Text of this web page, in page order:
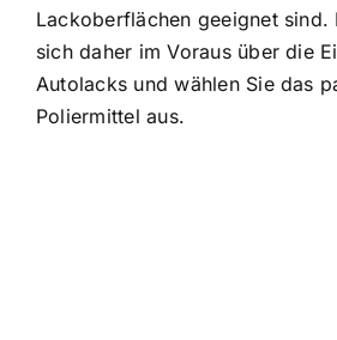
Lackoberflächen geeignet sind.
sich daher im Voraus über die
Autolacks und wählen Sie das
Poliermittel aus.